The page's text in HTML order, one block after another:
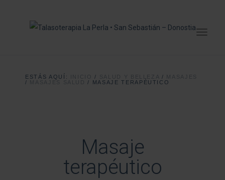
ESTÁS AQUÍ: INICIO / SALUD Y BELLEZA /
/
/ MASAJE TERAPÉUTICO
Masaje
terapéutico